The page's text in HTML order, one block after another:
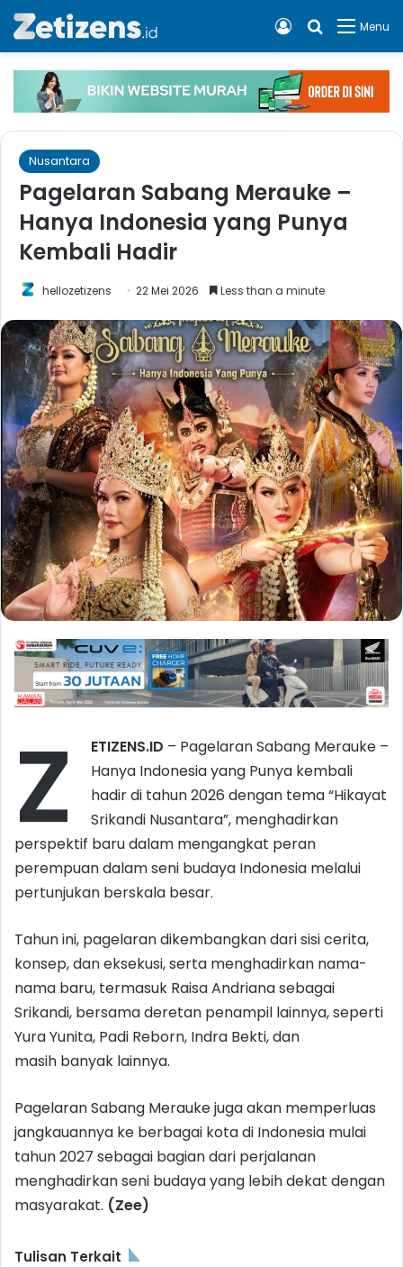
Menu
Cari apa,
Log In
Nusantara
Pagelaran Sabang Merauke –
Hanya Indonesia yang Punya
Kembali Hadir
hellozetizens 22 Mei 2026 Less than a minute
Z ETIZENS.ID – Pagelaran Sabang Merauke –
Hanya Indonesia yang Punya kembali
hadir di tahun 2026 dengan tema “Hikayat
Srikandi Nusantara”, menghadirkan
perspektif baru dalam mengangkat peran
perempuan dalam seni budaya Indonesia melalui
pertunjukan berskala besar.
Tahun ini, pagelaran dikembangkan dari sisi cerita,
konsep, dan eksekusi, serta menghadirkan nama-
nama baru, termasuk Raisa Andriana sebagai
Srikandi, bersama deretan penampil lainnya, seperti
Yura Yunita, Padi Reborn, Indra Bekti, dan
masih banyak lainnya.
Pagelaran Sabang Merauke juga akan memperluas
jangkauannya ke berbagai kota di Indonesia mulai
tahun 2027 sebagai bagian dari perjalanan
menghadirkan seni budaya yang lebih dekat dengan
masyarakat. (Zee)
Tulisan Terkait